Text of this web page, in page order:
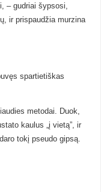
– gudriai šypsosi,
ir prispaudžia murzina
spartietiškas
metodai. Duok,
kaulus „į vietą”, ir
tokį pseudo gipsą.